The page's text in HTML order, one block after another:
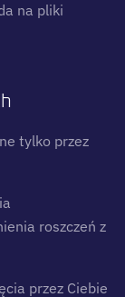
na pliki
tylko przez
roszczeń z
przez Ciebie